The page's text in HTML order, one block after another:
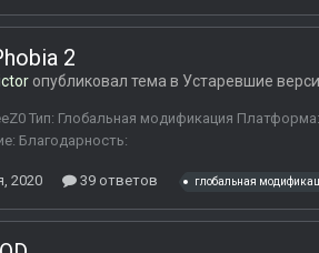
2
опубликовал тема в Устаревшие
Тип: Глобальная модификация
Благодарность:
2020 39 ответов глобальная